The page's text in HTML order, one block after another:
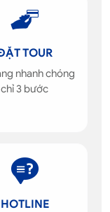
TOUR
nhanh chóng
chỉ 3 bước
HOTLINE